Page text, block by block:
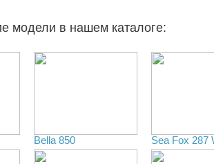
модели в нашем каталоге:
Bella 850 Sea Fox 287